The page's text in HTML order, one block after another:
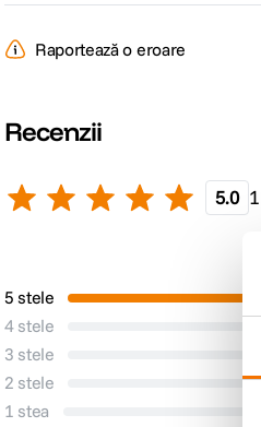
Raportează o eroare
Recenzii
5.0
5 stele
4 stele
3 stele
2 stele
1 stea